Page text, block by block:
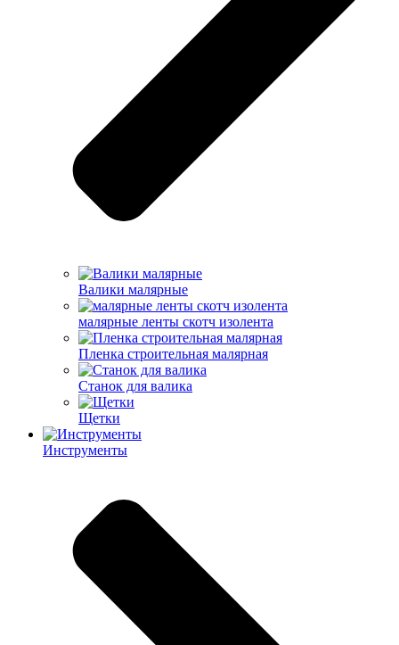
Валики малярные
малярные ленты скотч изолента
Пленка строительная малярная
Станок для валика
Щетки
Инструменты